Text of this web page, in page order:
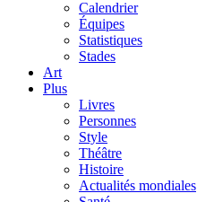
Calendrier
Équipes
Statistiques
Stades
Art
Plus
Livres
Personnes
Style
Théâtre
Histoire
Actualités mondiales